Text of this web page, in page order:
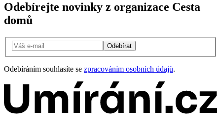
Odebírejte novinky z organizace Cesta
domů
Odebírat
Odebíráním souhlasíte se zpracováním osobních údajů.